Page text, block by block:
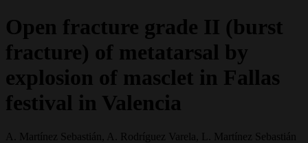
Open fracture grade II (burst
fracture) of metatarsal by
explosion of masclet in Fallas
festival in Valencia
A. Martínez Sebastián, A. Rodríguez Varela, L. Martínez Sebastián